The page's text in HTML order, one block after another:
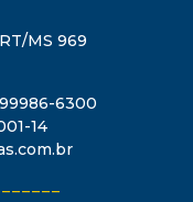
MS 969
6300
14